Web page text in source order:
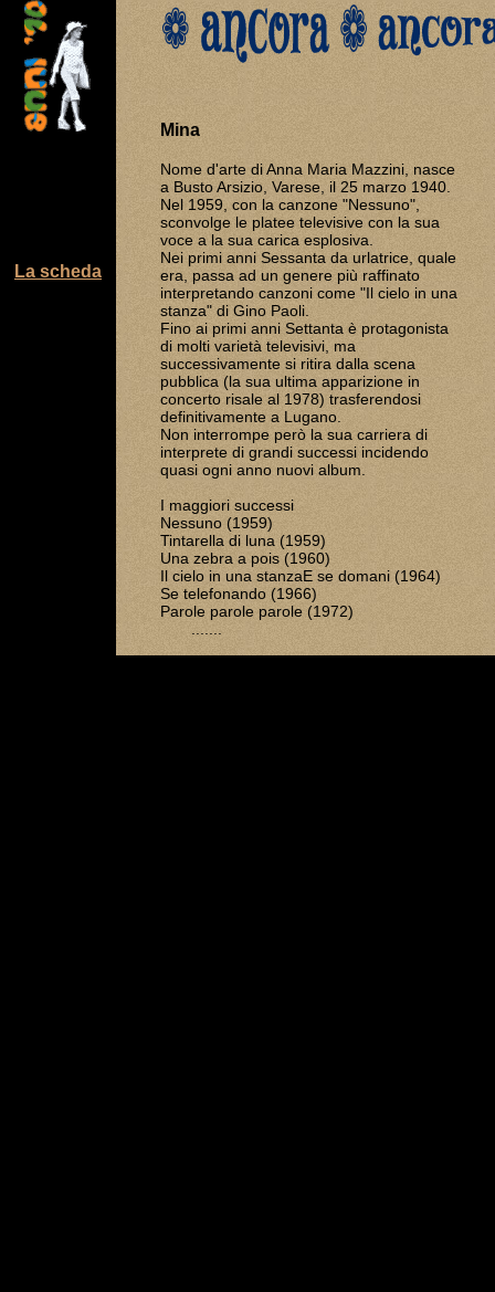
La scheda
Mina
Nome d'arte di Anna Maria Mazzini, nasce
a Busto Arsizio, Varese, il 25 marzo 1940.
Nel 1959, con la canzone "Nessuno",
sconvolge le platee televisive con la sua
voce a la sua carica esplosiva.
Nei primi anni Sessanta da urlatrice, quale
era, passa ad un genere più raffinato
interpretando canzoni come "Il cielo in una
stanza" di Gino Paoli.
Fino ai primi anni Settanta è protagonista
di molti varietà televisivi, ma
successivamente si ritira dalla scena
pubblica (la sua ultima apparizione in
concerto risale al 1978) trasferendosi
definitivamente a Lugano.
Non interrompe però la sua carriera di
interprete di grandi successi incidendo
quasi ogni anno nuovi album.
I maggiori successi
Nessuno (1959)
Tintarella di luna (1959)
Una zebra a pois (1960)
Il cielo in una stanzaE se domani (1964)
Se telefonando (1966)
Parole parole parole (1972)